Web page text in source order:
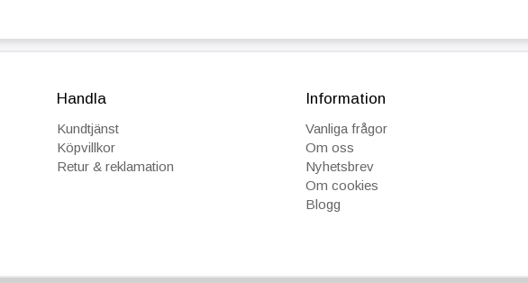
Handla
Kundtjänst
Köpvillkor
Retur & reklamation
Information
Vanliga frågor
Om oss
Nyhetsbrev
Om cookies
Blogg